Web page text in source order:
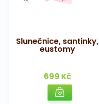
Slunečnice, santinky,
eustomy
699 Kč